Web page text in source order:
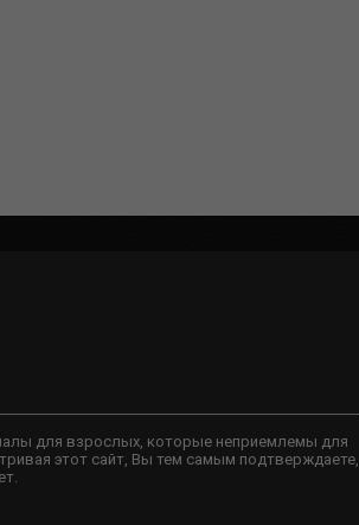
для взрослых, которые неприемлемы для
этот сайт, Вы тем самым подтверждаете,